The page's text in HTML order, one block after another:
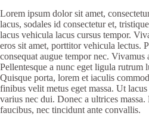
Lorem ipsum dolor sit amet,
lacus, sodales id consectetur et,
lacus vehicula lacus cursus tempor.
eros sit amet, porttitor vehicula lectus.
consequat augue tempor nec. Vivamus
Pellentesque a nunc eget ligula rutrum
Quisque porta, lorem et iaculis
finibus velit metus eget massa. Ut
varius nec dui. Donec a ultrices
faucibus, nec tincidunt ante convallis.